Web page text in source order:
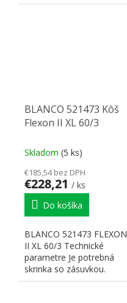
mm otvor Objem
BLANCO 521473 Kôš
Flexon II XL 60/3
Skladom (5 ks)
€185,54 bez DPH
€228,21 / ks
Do košíka
BLANCO 521473 FLEXON
II XL 60/3 Technické
parametre Je potrebná
skrinka so zásuvkou.